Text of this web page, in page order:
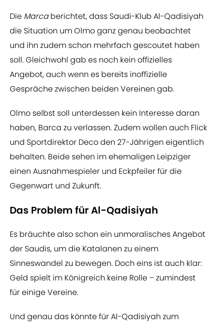
Die Marcaberichtet, dass Saudi-Klub Al-Qadisiyah
die Situation um Olmo ganz genau beobachtet
und ihn zudem schon mehrfach gescoutet haben
soll. Gleichwohl gab es noch kein offizielles
Angebot, auch wenn es bereits inoffizielle
Gespräche zwischen beiden Vereinen gab.
Olmo selbst soll unterdessen kein Interesse daran
haben, Barca zu verlassen. Zudem wollen auch Flick
und Sportdirektor Deco den 27-Jährigen eigentlich
behalten. Beide sehen im ehemaligen Leipziger
einen Ausnahmespieler und Eckpfeiler für die
Gegenwart und Zukunft.
Das Problem für Al-Qadisiyah
Es bräuchte also schon ein unmoralisches Angebot
der Saudis, um die Katalanen zu einem
Sinneswandel zu bewegen. Doch eins ist auch klar:
Geld spielt im Königreich keine Rolle – zumindest
für einige Vereine.
Und genau das könnte für Al-Qadisiyah zum